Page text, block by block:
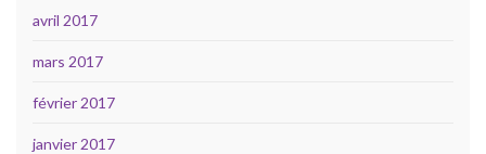
avril 2017
mars 2017
février 2017
janvier 2017